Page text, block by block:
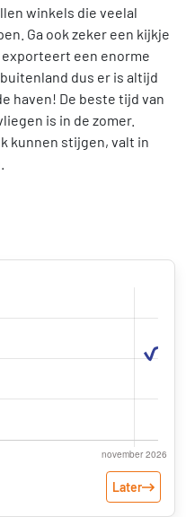
winkels die veelal
Ga ook zeker een kijkje
een enorme
dus er is altijd
haven! De beste tijd van
is in de zomer.
kunnen stijgen, valt in
Later